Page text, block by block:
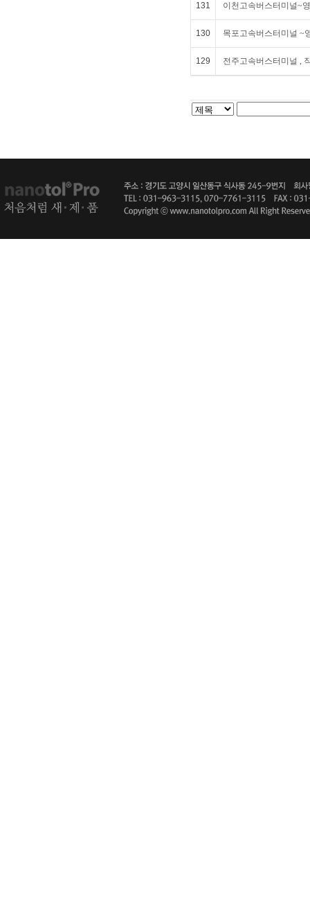
131 이천고속버스터미널~
130 목포고속버스터미널 ~
129 전주고속버스터미널 ,